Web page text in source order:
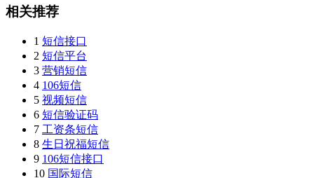
相关推荐
1 短信接口
2 短信平台
3 营销短信
4 106短信
5 视频短信
6 短信验证码
7 工资条短信
8 生日祝福短信
9 106短信接口
10 国际短信